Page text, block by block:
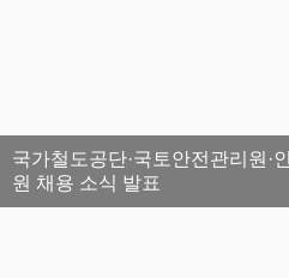
국가철도공단·국토안전관리원·
원 채용 소식 발표